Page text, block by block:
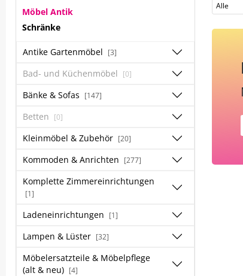
Möbel Antik
Schränke
Antike Gartenmöbel [3]
Bad- und Küchenmöbel [0]
Bänke & Sofas [147]
Betten [0]
Kleinmöbel & Zubehör [20]
Kommoden & Anrichten [277]
Komplette Zimmereinrichtungen
[1]
Ladeneinrichtungen [1]
Lampen & Lüster [32]
Möbelersatzteile & Möbelpflege
(alt & neu) [4]
Alle